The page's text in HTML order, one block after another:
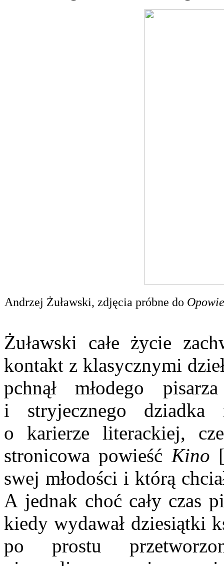
Andrzej Żuławski, zdjęcia próbne do
Żuławski całe życie
kontakt z klasycznymi
pchnął młodego
i stryjecznego dziadka
o karierze literackiej,
stronicowa powieść Kino
swej młodości i którą
A jednak choć cały czas
kiedy wydawał dziesiątki
po prostu